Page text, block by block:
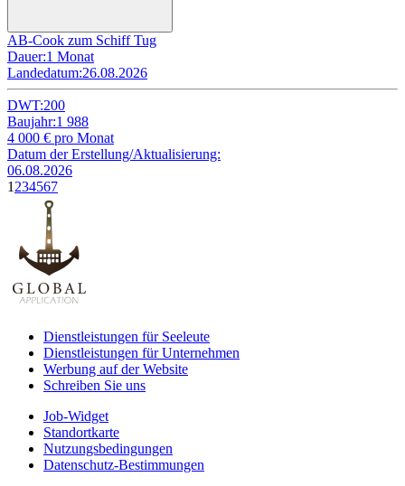
AB-Cook zum Schiff Tug
Dauer:1 Monat
Landedatum:26.08.2026
DWT:200
Baujahr:1 988
4 000 € pro Monat
Datum der Erstellung/Aktualisierung:
06.08.2026
1 234567
Dienstleistungen für Seeleute
Dienstleistungen für Unternehmen
Werbung auf der Website
Schreiben Sie uns
Job-Widget
Standortkarte
Nutzungsbedingungen
Datenschutz-Bestimmungen